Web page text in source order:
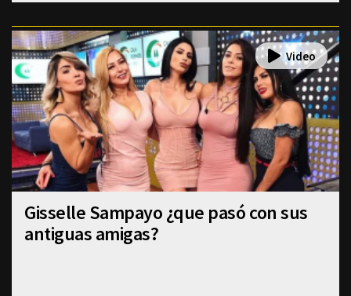
Gisselle Sampayo ¿que pasó con sus
antiguas amigas?